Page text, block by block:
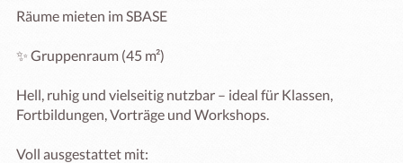
Räume mieten im SBASE
✨ Gruppenraum (45 m²)
Hell, ruhig und vielseitig nutzbar – ideal für Klassen,
Fortbildungen, Vorträge und Workshops.
Voll ausgestattet mit: